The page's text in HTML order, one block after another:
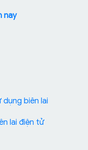
nay
dụng biên lai
lai điện tử